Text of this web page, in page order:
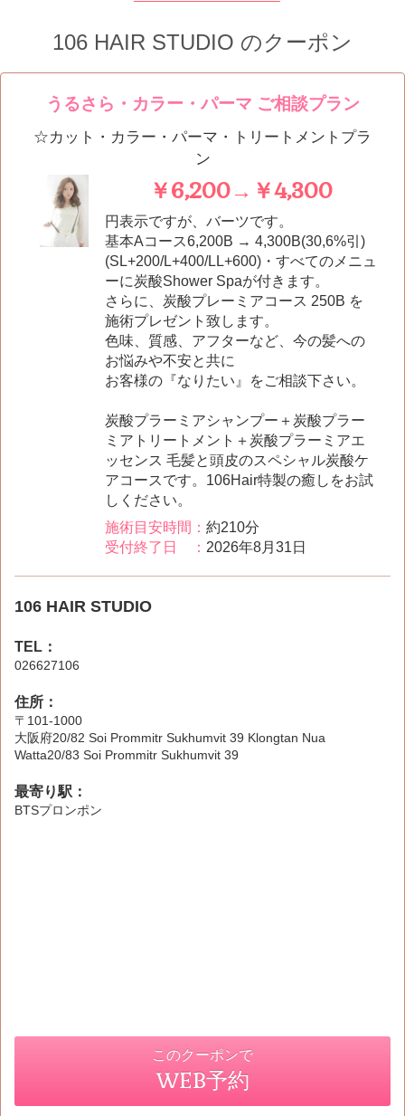
106 HAIR STUDIO のクーポン
うるさら・カラー・パーマ ご相談プラン
☆カット・カラー・パーマ・トリートメントプラ
ン
￥6,200→￥4,300
円表示ですが、バーツです。
基本Aコース6,200B → 4,300B(30,6%引)
(SL+200/L+400/LL+600)・すべてのメニュ
ーに炭酸Shower Spaが付きます。
さらに、炭酸プレーミアコース 250B を
施術プレゼント致します。
色味、質感、アフターなど、今の髪への
お悩みや不安と共に
お客様の『なりたい』をご相談下さい。
炭酸プラーミアシャンプー＋炭酸プラー
ミアトリートメント＋炭酸プラーミアエ
ッセンス 毛髪と頭皮のスペシャル炭酸ケ
アコースです。106Hair特製の癒しをお試
しください。
施術目安時間： 約210分
受付終了日 ： 2026年8月31日
106 HAIR STUDIO
TEL：
026627106
住所：
〒101-1000
大阪府20/82 Soi Prommitr Sukhumvit 39 Klongtan Nua
Watta20/83 Soi Prommitr Sukhumvit 39
最寄り駅：
BTSプロンポン
このクーポンで
WEB予約